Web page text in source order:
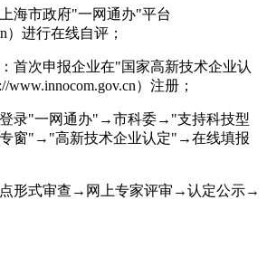
市政府"一网通办"平台
）进行在线自评；
次申报企业在"国家高新技术企业认
）注册；
"一网通办"→市科委→"支持科技型
窗"→"高新技术企业认定"→在线填报
式审查→网上专家评审→认定公示→